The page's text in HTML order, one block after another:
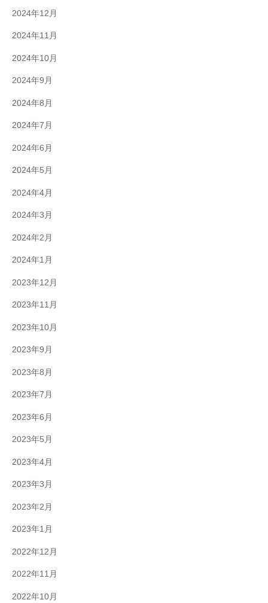
2024年12月
2024年11月
2024年10月
2024年9月
2024年8月
2024年7月
2024年6月
2024年5月
2024年4月
2024年3月
2024年2月
2024年1月
2023年12月
2023年11月
2023年10月
2023年9月
2023年8月
2023年7月
2023年6月
2023年5月
2023年4月
2023年3月
2023年2月
2023年1月
2022年12月
2022年11月
2022年10月